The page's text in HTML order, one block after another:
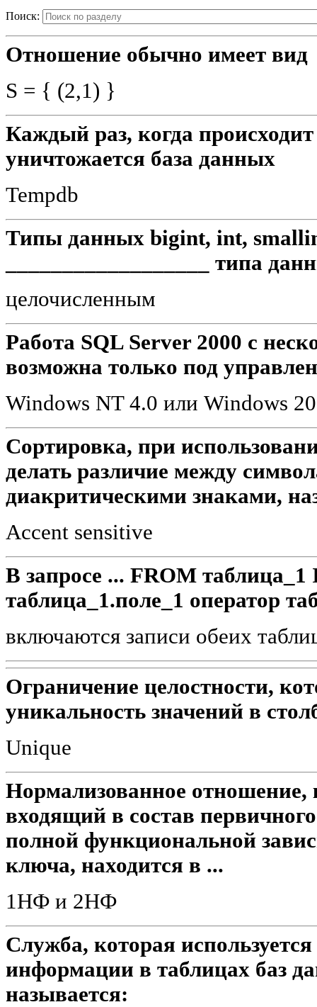
Поиск:
Отношение обычно имеет вид
S = { (2,1) }
Каждый раз, когда происходит
уничтожается база данных
Tempdb
Типы данных bigint, int,
__________________ типа
целочисленным
Работа SQL Server 2000 с
возможна только под
Windows NT 4.0 или Windows
Сортировка, при
делать различие между
диакритическими знаками,
Accent sensitive
В запросе ... FROM
таблица_1.поле_1 оператор
включаются записи обеих
Ограничение целостности,
уникальность значений в
Unique
Нормализованное отношение,
входящий в состав
полной функциональной
ключа, находится в ...
1НФ и 2НФ
Служба, которая
информации в таблицах баз
называется: